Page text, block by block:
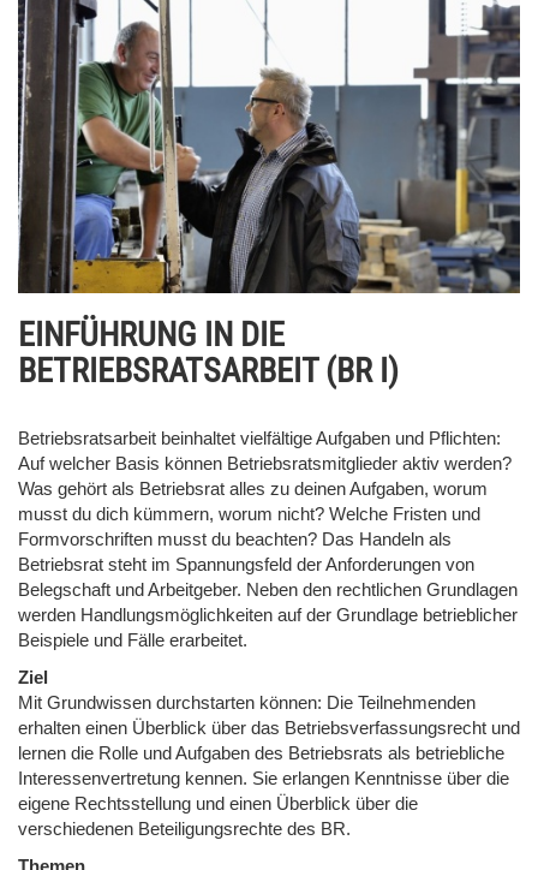
EINFÜHRUNG IN DIE
BETRIEBSRATSARBEIT (BR I)
Betriebsratsarbeit beinhaltet vielfältige Aufgaben und Pflichten:
Auf welcher Basis können Betriebsratsmitglieder aktiv werden?
Was gehört als Betriebsrat alles zu deinen Aufgaben, worum
musst du dich kümmern, worum nicht? Welche Fristen und
Formvorschriften musst du beachten? Das Handeln als
Betriebsrat steht im Spannungsfeld der Anforderungen von
Belegschaft und Arbeitgeber. Neben den rechtlichen Grundlagen
werden Handlungsmöglichkeiten auf der Grundlage betrieblicher
Beispiele und Fälle erarbeitet.
Ziel
Mit Grundwissen durchstarten können: Die Teilnehmenden
erhalten einen Überblick über das Betriebsverfassungsrecht und
lernen die Rolle und Aufgaben des Betriebsrats als betriebliche
Interessenvertretung kennen. Sie erlangen Kenntnisse über die
eigene Rechtsstellung und einen Überblick über die
verschiedenen Beteiligungsrechte des BR.
Themen